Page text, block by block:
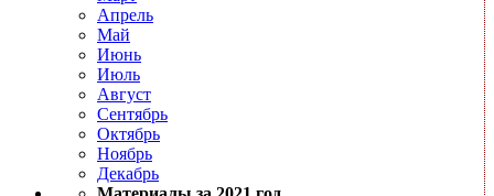
Апрель
Май
Июнь
Июль
Август
Сентябрь
Октябрь
Ноябрь
Декабрь